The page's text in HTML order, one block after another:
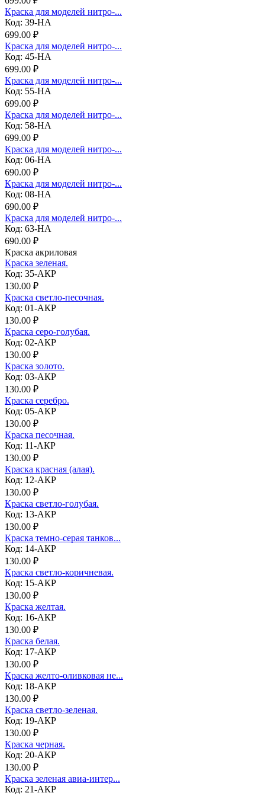
Краска для моделей нитро-...
Код: 39-НА
699.00 ₽
Краска для моделей нитро-...
Код: 45-НА
699.00 ₽
Краска для моделей нитро-...
Код: 55-НА
699.00 ₽
Краска для моделей нитро-...
Код: 58-НА
699.00 ₽
Краска для моделей нитро-...
Код: 06-НА
690.00 ₽
Краска для моделей нитро-...
Код: 08-НА
690.00 ₽
Краска для моделей нитро-...
Код: 63-НА
690.00 ₽
Краска акриловая
Краска зеленая.
Код: 35-АКР
130.00 ₽
Краска светло-песочная.
Код: 01-АКР
130.00 ₽
Краска серо-голубая.
Код: 02-АКР
130.00 ₽
Краска золото.
Код: 03-АКР
130.00 ₽
Краска серебро.
Код: 05-АКР
130.00 ₽
Краска песочная.
Код: 11-АКР
130.00 ₽
Краска красная (алая).
Код: 12-АКР
130.00 ₽
Краска светло-голубая.
Код: 13-АКР
130.00 ₽
Краска темно-серая танков...
Код: 14-АКР
130.00 ₽
Краска светло-коричневая.
Код: 15-АКР
130.00 ₽
Краска желтая.
Код: 16-АКР
130.00 ₽
Краска белая.
Код: 17-АКР
130.00 ₽
Краска желто-оливковая не...
Код: 18-АКР
130.00 ₽
Краска светло-зеленая.
Код: 19-АКР
130.00 ₽
Краска черная.
Код: 20-АКР
130.00 ₽
Краска зеленая авиа-интер...
Код: 21-АКР